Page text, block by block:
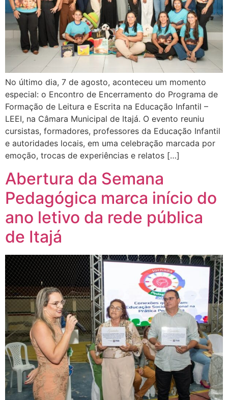
No último dia, 7 de agosto, aconteceu um momento
especial: o Encontro de Encerramento do Programa de
Formação de Leitura e Escrita na Educação Infantil –
LEEI, na Câmara Municipal de Itajá. O evento reuniu
cursistas, formadores, professores da Educação Infantil
e autoridades locais, em uma celebração marcada por
emoção, trocas de experiências e relatos […]
Abertura da Semana
Pedagógica marca início do
ano letivo da rede pública
de Itajá